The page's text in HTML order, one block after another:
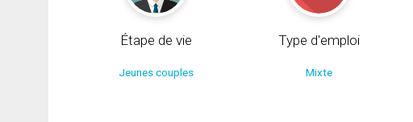
Étape de vie
Jeunes couples
Type d'emploi
Mixte